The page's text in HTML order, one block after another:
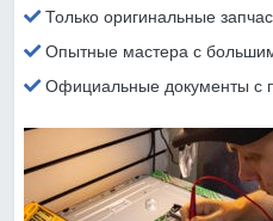
Только оригинальные
Опытные мастера с
Официальные документы с